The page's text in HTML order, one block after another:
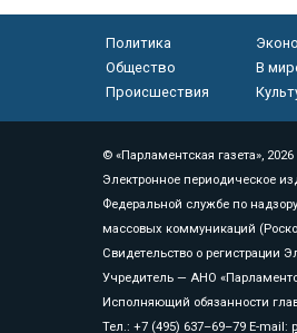
Политика
Общество
В
Происшествия
© «Парламентская газета», 2026
Электронное периодическое
Федеральной службе по
массовых коммуникаций
Свидетельство о регистрации
Учредитель — АНО
Исполняющий обязанности
Тел.: +7 (495) 637–69–79 E-mail: